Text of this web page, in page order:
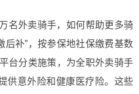
名外卖骑手，如何帮助更多骑
后补”，按参保地社保缴费基数
台分类施策，为全职外卖骑手
供意外险和健康医疗险。这些